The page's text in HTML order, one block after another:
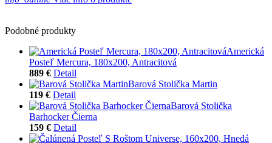
Podobné produkty
Americká
Posteľ Mercura, 180x200, Antracitová
889 € Detail
Barová Stolička Martin
119 € Detail
Barová Stolička
Barhocker Čierna
159 € Detail